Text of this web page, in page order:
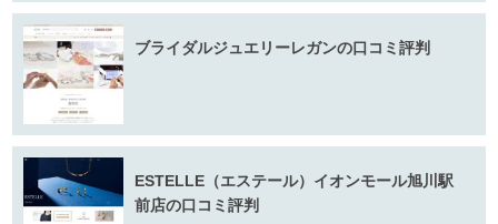
ブライダルジュエリーレガンの口コミ評判
ESTELLE（エステール）イオンモール旭川駅
前店の口コミ評判